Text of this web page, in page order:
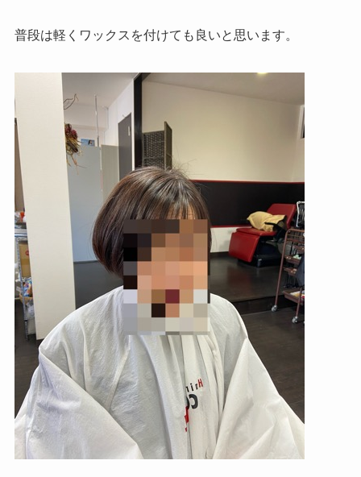
普段は軽くワックスを付けても良いと思います。